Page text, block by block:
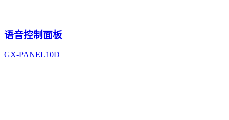
语音控制面板
GX-PANEL10D